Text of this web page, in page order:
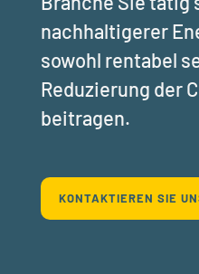
nachhaltigerer
sowohl rentabel
Reduzierung der
beitragen.
KONTAKTIEREN SIE